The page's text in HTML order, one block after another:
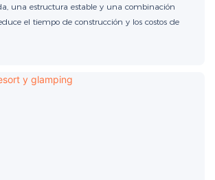
una estructura estable y una combinación
el tiempo de construcción y los costos de